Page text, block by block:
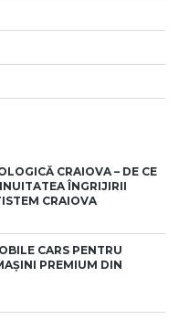
CRAIOVA – DE CE
ÎNGRIJIRII
CRAIOVA
CARS PENTRU
PREMIUM DIN